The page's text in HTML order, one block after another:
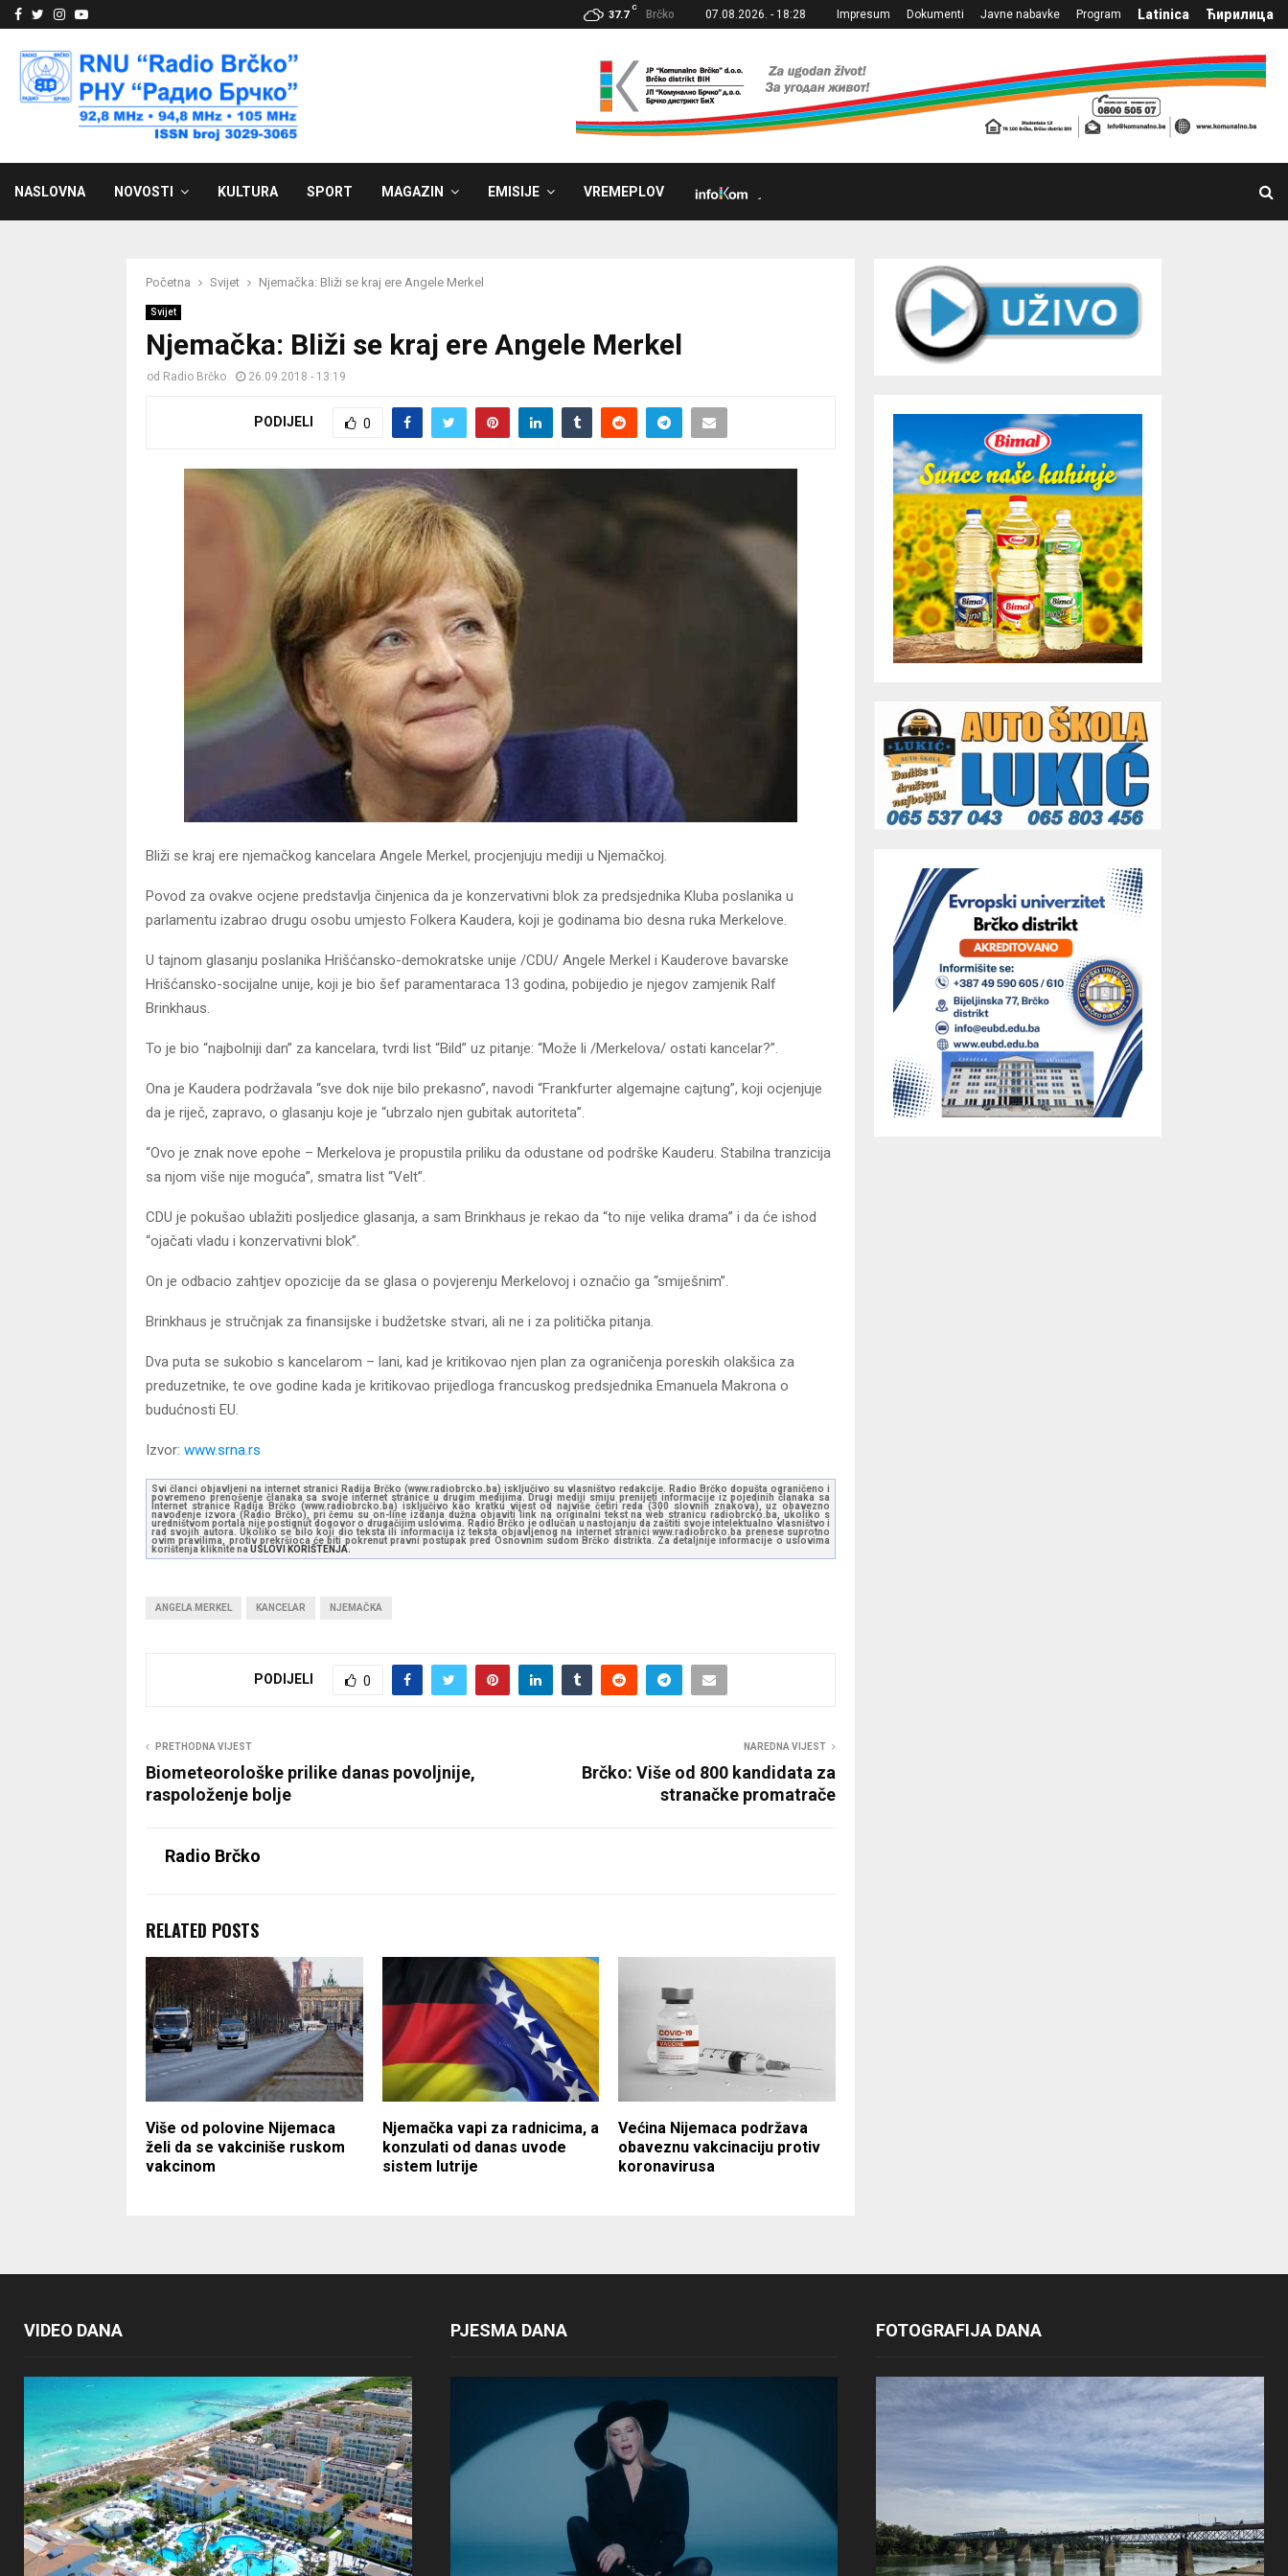
Facebook
Twitter
Instagram
Youtube 37.7
C
Brčko 07.08.2026. - 18:28 Impresum Dokumenti Javne nabavke Program Latinica Ћирилица
NASLOVNA NOVOSTI KULTURA SPORT MAGAZIN EMISIJE VREMEPLOV
Početna Svijet Njemačka: Bliži se kraj ere Angele Merkel
Svijet
Njemačka: Bliži se kraj ere Angele Merkel
od Radio Brčko 26.09.2018 - 13:19
PODIJELI 0
Bliži se kraj ere njemačkog kancelara Angele Merkel, procjenjuju mediji u Njemačkoj.
Povod za ovakve ocjene predstavlja činjenica da je konzervativni blok za predsjednika Kluba poslanika u
parlamentu izabrao drugu osobu umjesto Folkera Kaudera, koji je godinama bio desna ruka Merkelove.
U tajnom glasanju poslanika Hrišćansko-demokratske unije /CDU/ Angele Merkel i Kauderove bavarske
Hrišćansko-socijalne unije, koji je bio šef paramentaraca 13 godina, pobijedio je njegov zamjenik Ralf
Brinkhaus.
To je bio “najbolniji dan” za kancelara, tvrdi list “Bild” uz pitanje: “Može li /Merkelova/ ostati kancelar?”.
Ona je Kaudera podržavala “sve dok nije bilo prekasno”, navodi “Frankfurter algemajne cajtung”, koji ocjenjuje
da je riječ, zapravo, o glasanju koje je “ubrzalo njen gubitak autoriteta”.
“Ovo je znak nove epohe – Merkelova je propustila priliku da odustane od podrške Kauderu. Stabilna tranzicija
sa njom više nije moguća”, smatra list “Velt”.
CDU je pokušao ublažiti posljedice glasanja, a sam Brinkhaus je rekao da “to nije velika drama” i da će ishod
“ojačati vladu i konzervativni blok”.
On je odbacio zahtjev opozicije da se glasa o povjerenju Merkelovoj i označio ga “smiješnim”.
Brinkhaus je stručnjak za finansijske i budžetske stvari, ali ne i za politička pitanja.
Dva puta se sukobio s kancelarom – lani, kad je kritikovao njen plan za ograničenja poreskih olakšica za
preduzetnike, te ove godine kada je kritikovao prijedloga francuskog predsjednika Emanuela Makrona o
budućnosti EU.
Izvor: www.srna.rs
Svi članci objavljeni na internet stranici Radija Brčko (www.radiobrcko.ba) isključivo su vlasništvo redakcije. Radio Brčko dopušta ograničeno i
povremeno prenošenje članaka sa svoje internet stranice u drugim medijima. Drugi mediji smiju prenijeti informacije iz pojedinih članaka sa
Internet stranice Radija Brčko (www.radiobrcko.ba) isključivo kao kratku vijest od najviše četiri reda (300 slovnih znakova), uz obavezno
navođenje izvora (Radio Brčko), pri čemu su on-line izdanja dužna objaviti link na originalni tekst na web stranicu radiobrcko.ba, ukoliko s
uredništvom portala nije postignut dogovor o drugačijim uslovima. Radio Brčko je odlučan u nastojanju da zaštiti svoje intelektualno vlasništvo i
rad svojih autora. Ukoliko se bilo koji dio teksta ili informacija iz teksta objavljenog na internet stranici www.radiobrcko.ba prenese suprotno
ovim pravilima, protiv prekršioca će biti pokrenut pravni postupak pred Osnovnim sudom Brčko distrikta. Za detaljnije informacije o uslovima
korištenja kliknite na USLOVI KORIŠTENJA.
ANGELA MERKEL KANCELAR NJEMAČKA
PODIJELI 0
PRETHODNA VIJEST
Biometeorološke prilike danas povoljnije,
raspoloženje bolje
NAREDNA VIJEST
Brčko: Više od 800 kandidata za
stranačke promatrače
Radio Brčko
RELATED POSTS
Više od polovine Nijemaca
želi da se vakciniše ruskom
vakcinom
Njemačka vapi za radnicima, a
konzulati od danas uvode
sistem lutrije
Većina Nijemaca podržava
obaveznu vakcinaciju protiv
koronavirusa
VIDEO DANA PJESMA DANA FOTOGRAFIJA DANA